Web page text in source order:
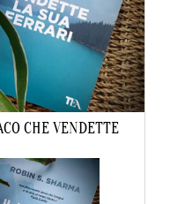
CHE VENDETTE
,IN EVIDENZA